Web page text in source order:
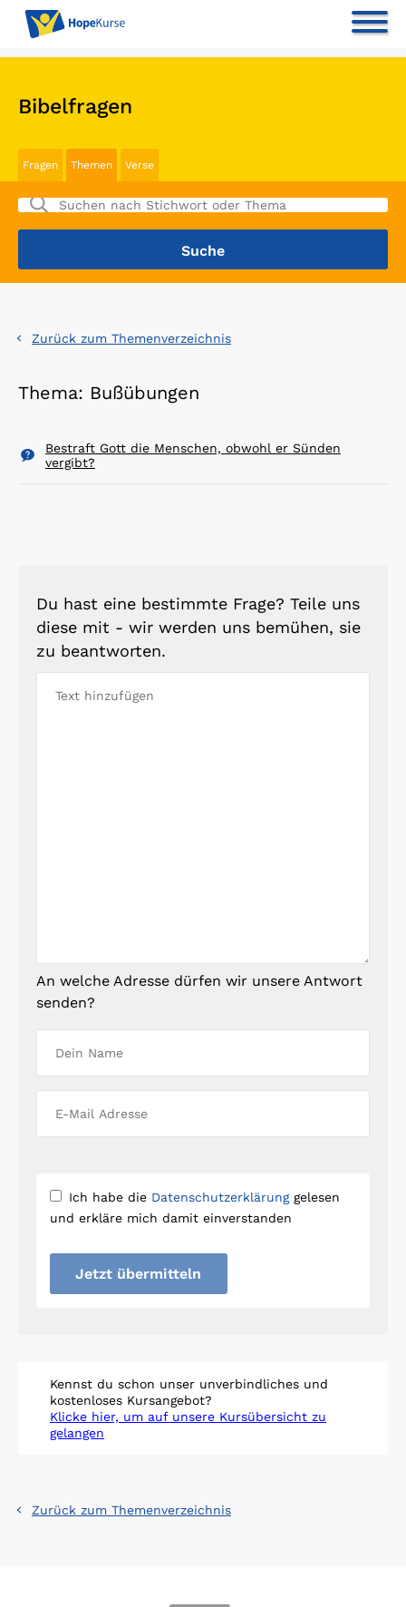
Bibelfragen
Fragen Themen Verse
Zurück zum Themenverzeichnis
Thema: Bußübungen
Bestraft Gott die Menschen, obwohl er Sünden
vergibt?
Du hast eine bestimmte Frage? Teile uns
diese mit - wir werden uns bemühen, sie
zu beantworten.
An welche Adresse dürfen wir unsere Antwort
senden?
Ich habe die Datenschutzerklärunggelesen
und erkläre mich damit einverstanden
Jetzt übermitteln
Kennst du schon unser unverbindliches und
kostenloses Kursangebot?
Klicke hier, um auf unsere Kursübersicht zu
gelangen
Zurück zum Themenverzeichnis